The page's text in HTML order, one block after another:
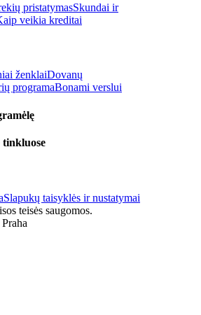
pristatymasSkundai ir
veikia kreditai
ženklaiDovanų
programaBonami verslui
tinkluose
Slapukų taisyklės ir nustatymai
teisės saugomos.